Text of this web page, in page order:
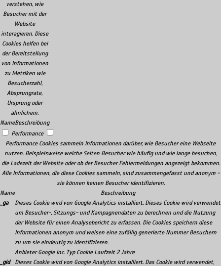
verstehen, wie
Besucher mit der
Website
interagieren. Diese
Cookies helfen bei
der Bereitstellung
von Informationen
zu Metriken wie
Besucherzahl,
Absprungrate,
Ursprung oder
ähnlichem.
NameBeschreibung
Performance
Performance Cookies sammeln Informationen darüber, wie Besucher eine Webseite
nutzen. Beispielsweise welche Seiten Besucher wie häufig und wie lange besuchen,
die Ladezeit der Website oder ob der Besucher Fehlermeldungen angezeigt bekommen.
Alle Informationen, die diese Cookies sammeln, sind zusammengefasst und anonym -
sie können keinen Besucher identifizieren.
Name
Beschreibung
_ga
Dieses Cookie wird von Google Analytics installiert. Dieses Cookie wird verwendet
um Besucher-, Sitzungs- und Kampagnendaten zu berechnen und die Nutzung
der Website für einen Analysebericht zu erfassen. Die Cookies speichern diese
Informationen anonym und weisen eine zufällig generierte Nummer Besuchern
zu um sie eindeutig zu identifizieren.
Anbieter Google Inc. Typ Cookie Laufzeit 2 Jahre
_gid
Dieses Cookie wird von Google Analytics installiert. Das Cookie wird verwendet,